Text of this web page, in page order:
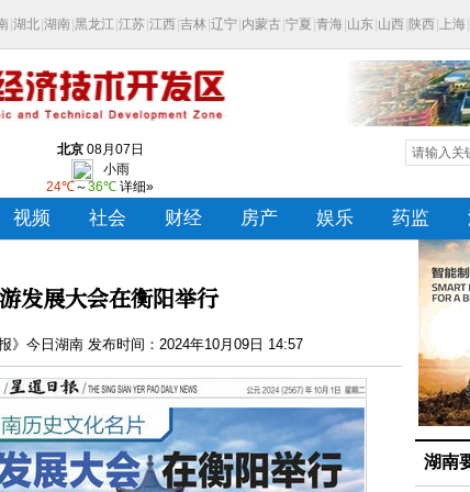
发展大会在衡阳举行
》今日湖南 发布时间：2024年10月09日 14:57
湖南